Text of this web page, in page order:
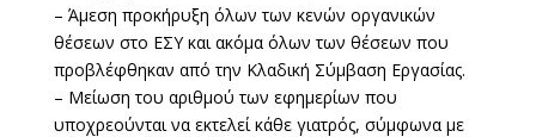
– Άμεση προκήρυξη όλων των κενών οργανικών
θέσεων στο ΕΣΥ και ακόμα όλων των θέσεων που
προβλέφθηκαν από την Κλαδική Σύμβαση Εργασίας.
– Μείωση του αριθμού των εφημερίων που
υποχρεούνται να εκτελεί κάθε γιατρός, σύμφωνα με